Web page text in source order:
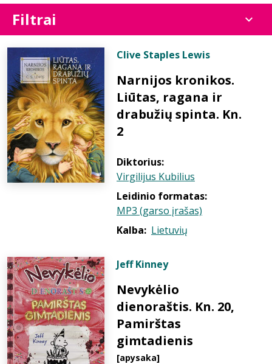
Filtrai
Clive Staples Lewis
Narnijos kronikos.
Liūtas, ragana ir
drabužių spinta. Kn.
2
Diktorius:
Virgilijus Kubilius
Leidinio formatas:
MP3 (garso įrašas)
Kalba: Lietuvių
Jeff Kinney
Nevykėlio
dienoraštis. Kn. 20,
Pamirštas
gimtadienis
[apysaka]